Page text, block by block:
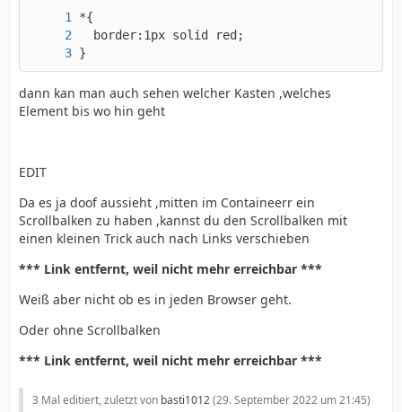
}
dann kan man auch sehen welcher Kasten ,welches
Element bis wo hin geht
EDIT
Da es ja doof aussieht ,mitten im Containeerr ein
Scrollbalken zu haben ,kannst du den Scrollbalken mit
einen kleinen Trick auch nach Links verschieben
*** Link entfernt, weil nicht mehr erreichbar ***
Weiß aber nicht ob es in jeden Browser geht.
Oder ohne Scrollbalken
*** Link entfernt, weil nicht mehr erreichbar ***
3 Mal editiert, zuletzt von basti1012(29. September 2022 um 21:45)